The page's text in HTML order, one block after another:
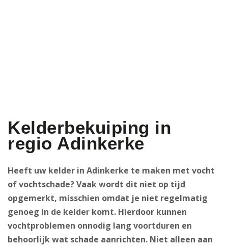
Kelderbekuiping in
regio Adinkerke
Heeft uw kelder in Adinkerke te maken met vocht
of vochtschade? Vaak wordt dit niet op tijd
opgemerkt, misschien omdat je niet regelmatig
genoeg in de kelder komt. Hierdoor kunnen
vochtproblemen onnodig lang voortduren en
behoorlijk wat schade aanrichten. Niet alleen aan